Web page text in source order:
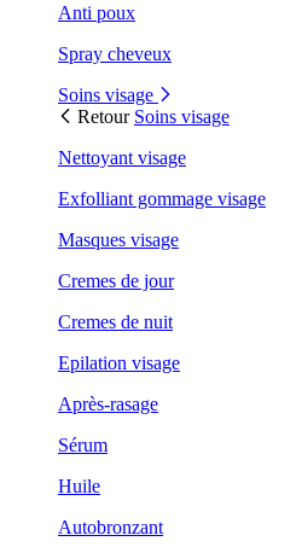
Anti poux
Spray cheveux
Soins visage
Retour Soins visage
Nettoyant visage
Exfolliant gommage visage
Masques visage
Cremes de jour
Cremes de nuit
Epilation visage
Après-rasage
Sérum
Huile
Autobronzant